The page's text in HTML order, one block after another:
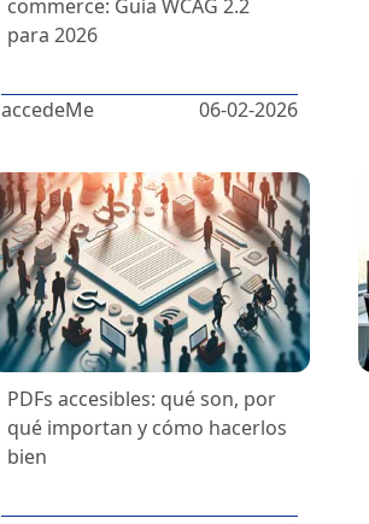
commerce: Guía WCAG 2.2
para 2026
accedeMe 06-02-2026
PDFs accesibles: qué son, por
qué importan y cómo hacerlos
bien